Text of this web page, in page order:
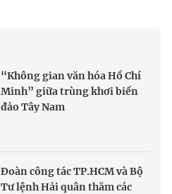
“Không gian văn hóa Hồ Chí
Minh” giữa trùng khơi biển
đảo Tây Nam
Đoàn công tác TP.HCM và Bộ
Tư lệnh Hải quân thăm các